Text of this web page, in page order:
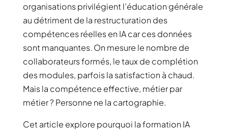
organisations privilégient l’éducation générale
au détriment de la restructuration des
compétences réelles en IA car ces données
sont manquantes. On mesure le nombre de
collaborateurs formés, le taux de complétion
des modules, parfois la satisfaction à chaud.
Mais la compétence effective, métier par
métier ? Personne ne la cartographie.
Cet article explore pourquoi la formation IA